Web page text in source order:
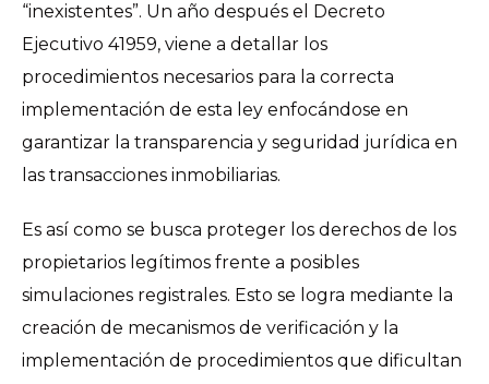
“inexistentes”. Un año después el Decreto
Ejecutivo 41959, viene a detallar los
procedimientos necesarios para la correcta
implementación de esta ley enfocándose en
garantizar la transparencia y seguridad jurídica en
las transacciones inmobiliarias.
Es así como se busca proteger los derechos de los
propietarios legítimos frente a posibles
simulaciones registrales. Esto se logra mediante la
creación de mecanismos de verificación y la
implementación de procedimientos que dificultan